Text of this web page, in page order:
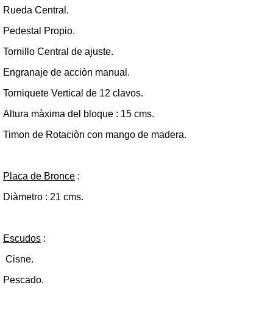
Rueda Central.
Pedestal Propio.
Tornillo Central de ajuste.
Engranaje de acciòn manual.
Torniquete Vertical de 12 clavos.
Altura màxima del bloque : 15 cms.
Timon de Rotaciòn con mango de madera.
Placa de Bronce :
Diàmetro : 21 cms.
Escudos :
Cisne.
Pescado.